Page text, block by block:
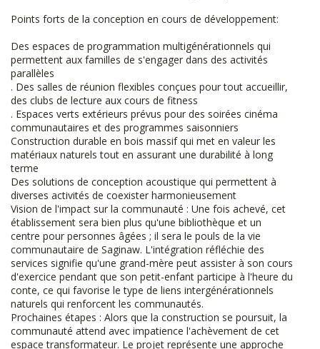
Points forts de la conception en cours de développement:
Des espaces de programmation multigénérationnels qui
permettent aux familles de s'engager dans des activités
parallèles
. Des salles de réunion flexibles conçues pour tout accueillir,
des clubs de lecture aux cours de fitness
. Espaces verts extérieurs prévus pour des soirées cinéma
communautaires et des programmes saisonniers
Construction durable en bois massif qui met en valeur les
matériaux naturels tout en assurant une durabilité à long
terme
Des solutions de conception acoustique qui permettent à
diverses activités de coexister harmonieusement
Vision de l'impact sur la communauté : Une fois achevé, cet
établissement sera bien plus qu'une bibliothèque et un
centre pour personnes âgées ; il sera le pouls de la vie
communautaire de Saginaw. L'intégration réfléchie des
services signifie qu'une grand-mère peut assister à son cours
d'exercice pendant que son petit-enfant participe à l'heure du
conte, ce qui favorise le type de liens intergénérationnels
naturels qui renforcent les communautés.
Prochaines étapes : Alors que la construction se poursuit, la
communauté attend avec impatience l'achèvement de cet
espace transformateur. Le projet représente une approche